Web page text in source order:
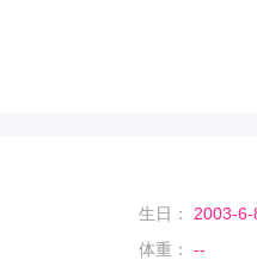
生日：
2003-6-
体重：
--